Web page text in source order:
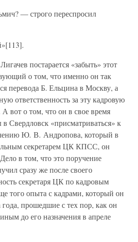
— строго переспросил
постарается «забыть» этот
о том, что именно он так
перевода Б. Ельцина в Москву, а
ответственность за эту кадровую
вот о том, что он в свое время
в Свердловск «присматриваться» к
Ю. В. Андропова, который в
секретарем ЦК КПСС, он
в том, что это поручение
сразу же после своего
секретаря ЦК по кадровым
того опыта с кадрами, который он
года, прошедшие с тех пор, как он
до его назначения в апреле